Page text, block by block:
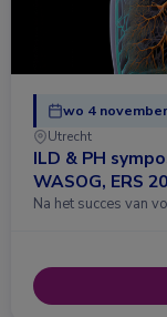
wo 4
Utrecht
ILD & PH
WASOG, ERS
Na het succes van